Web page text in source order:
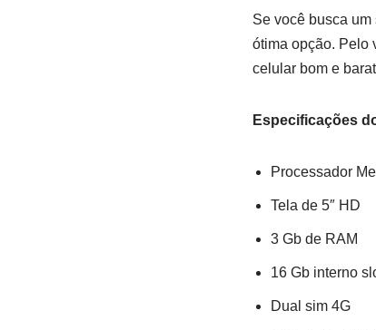
Se você busca
ótima opção. Pelo
celular bom e
Especificações
Processador
Tela de 5″ HD
3 Gb de RAM
16 Gb interno
Dual sim 4G